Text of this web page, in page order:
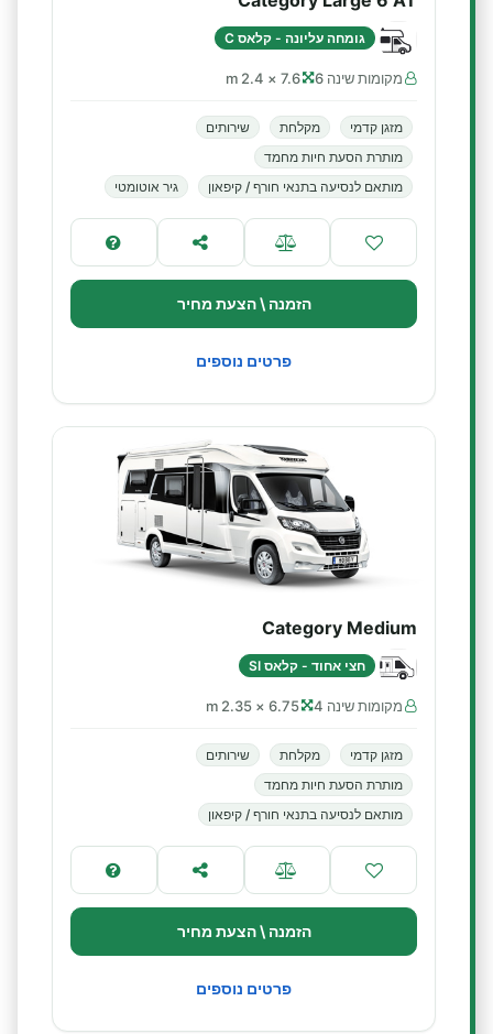
גומחה עליונה - קלאס C
מקומות שינה 6 7.6 × 2.4 m
מזגן קדמי מקלחת
שירותים
מותרת הסעת חיות מחמד
מותאם לנסיעה בתנאי חורף / קיפאון
גיר אוטומטי
הזמנה \ הצעת מחיר
פרטים נוספים
Category Medium
חצי אחוד - קלאס SI
מקומות שינה 4 6.75 × 2.35 m
מזגן קדמי מקלחת
שירותים
מותרת הסעת חיות מחמד
מותאם לנסיעה בתנאי חורף / קיפאון
הזמנה \ הצעת מחיר
פרטים נוספים